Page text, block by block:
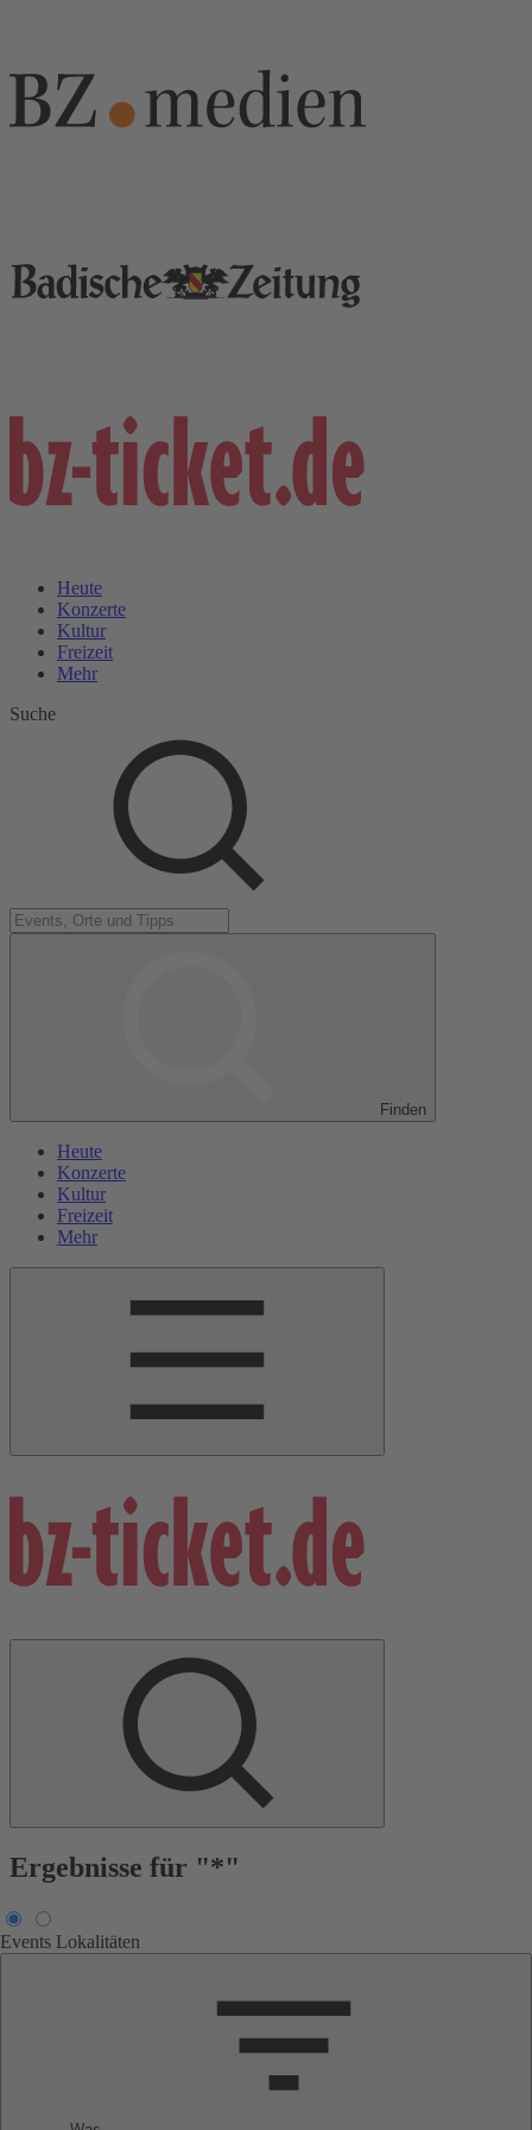
Heute
Konzerte
Kultur
Freizeit
Mehr
Suche
Finden
Heute
Konzerte
Kultur
Freizeit
Mehr
Ergebnisse für "*"
Events Lokalitäten